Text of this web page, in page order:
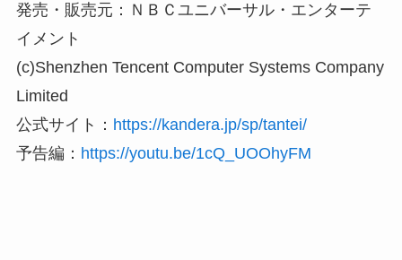
発売・販売元：ＮＢＣユニバーサル・エンターテ
イメント
(c)Shenzhen Tencent Computer Systems Company
Limited
公式サイト： https://kandera.jp/sp/tantei/
予告編： https://youtu.be/1cQ_UOOhyFM